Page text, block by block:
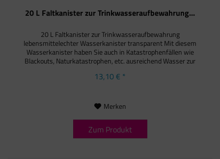
20 L Faltkanister zur Trinkwasseraufbewahrung...
20 L Faltkanister zur Trinkwasseraufbewahrung
lebensmittelechter Wasserkanister transparent Mit diesem
Wasserkanister haben Sie auch in Katastrophenfällen wie
Blackouts, Naturkatastrophen, etc. ausreichend Wasser zur
13,10 € *
Merken
Zum Produkt